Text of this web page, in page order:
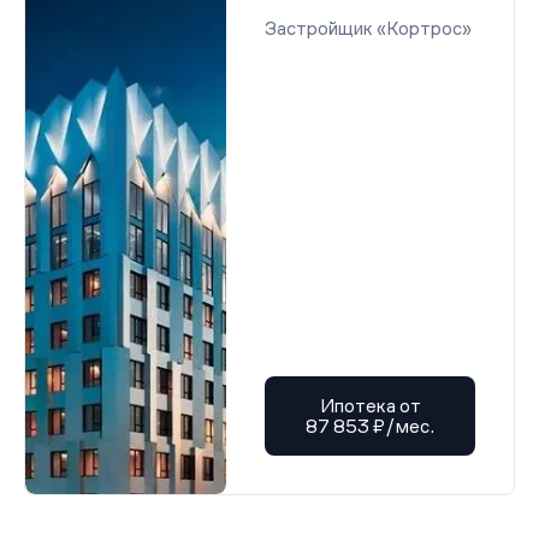
Застройщик «Кортрос»
Ипотека от
87 853 ₽/мес.